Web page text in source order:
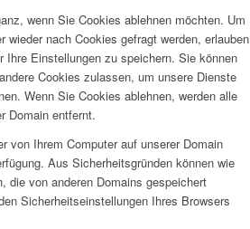
wenn Sie Cookies ablehnen möchten. Um
wieder nach Cookies gefragt werden, erlauben
Ihre Einstellungen zu speichern. Sie können
Cookies zulassen, um unsere Dienste
Wenn Sie Cookies ablehnen, werden alle
Domain entfernt.
von Ihrem Computer auf unserer Domain
Aus Sicherheitsgründen können wie
die von anderen Domains gespeichert
Sicherheitseinstellungen Ihres Browsers